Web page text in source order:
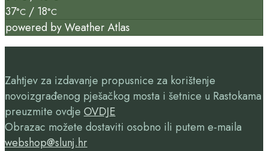
37°C / 18°C
powered byWeather Atlas
Zahtjev za izdavanje propusnice za korištenje
novoizgrađenog pješačkog mosta i šetnice u Rastokama
preuzmite ovdje OVDJE
Obrazac možete dostaviti osobno ili putem e-maila
webshop@slunj.hr